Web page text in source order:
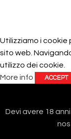
Utilizziamo i cookie
sito web.
utilizzo dei cookie.
More info
ACCEPT
Devi avere 18